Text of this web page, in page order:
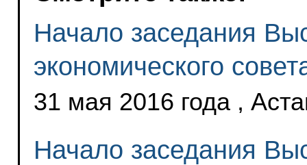
Начало заседания
экономического
31 мая 2016 года ,
Начало заседания